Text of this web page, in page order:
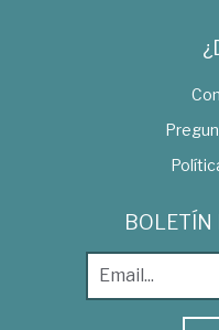
BOLETÍN